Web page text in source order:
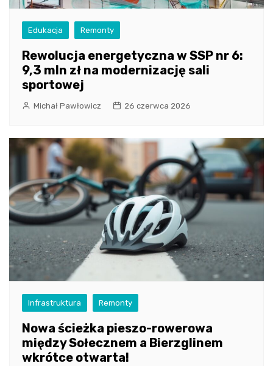
Edukacja Remonty
Rewolucja energetyczna w SSP nr 6:
9,3 mln zł na modernizację sali
sportowej
Michał Pawłowicz 26 czerwca 2026
Infrastruktura Remonty
Nowa ścieżka pieszo-rowerowa
między Sołecznem a Bierzglinem
wkrótce otwarta!